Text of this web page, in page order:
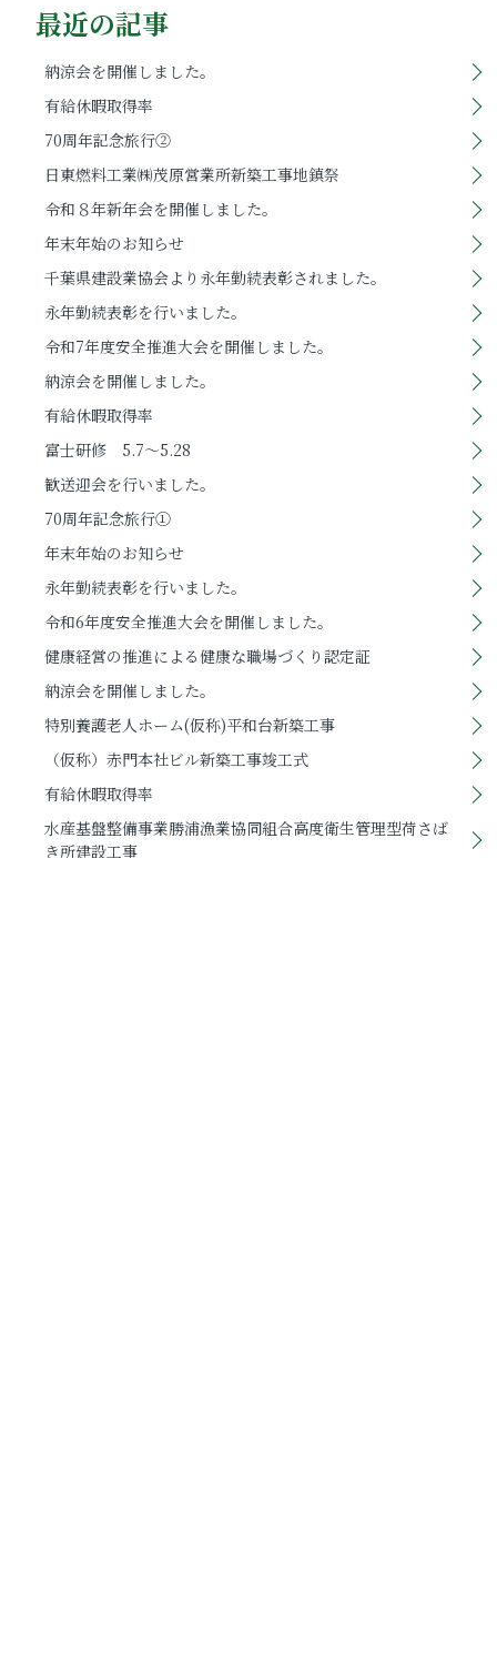
最近の記事
納涼会を開催しました。
有給休暇取得率
70周年記念旅行②
日東燃料工業㈱茂原営業所新築工事地鎮祭
令和８年新年会を開催しました。
年末年始のお知らせ
千葉県建設業協会より永年勤続表彰されました。
永年勤続表彰を行いました。
令和7年度安全推進大会を開催しました。
納涼会を開催しました。
有給休暇取得率
富士研修 5.7～5.28
歓送迎会を行いました。
70周年記念旅行①
年末年始のお知らせ
永年勤続表彰を行いました。
令和6年度安全推進大会を開催しました。
健康経営の推進による健康な職場づくり認定証
納涼会を開催しました。
特別養護老人ホーム(仮称)平和台新築工事
（仮称）赤門本社ビル新築工事竣工式
有給休暇取得率
水産基盤整備事業勝浦漁業協同組合高度衛生管理型荷さば
き所建設工事